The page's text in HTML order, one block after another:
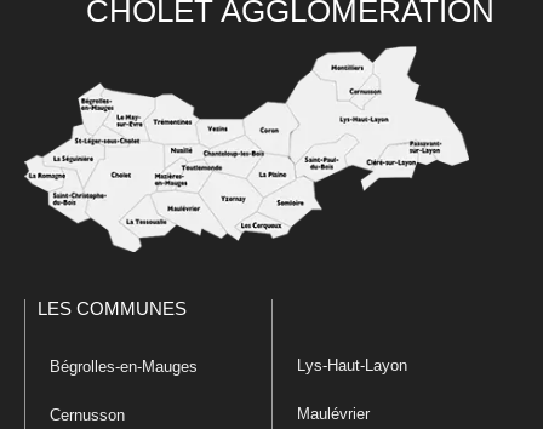
CHOLET AGGLOMÉRATION
LES COMMUNES
Bégrolles-en-Mauges
Cernusson
Lys-Haut-Layon
Maulévrier